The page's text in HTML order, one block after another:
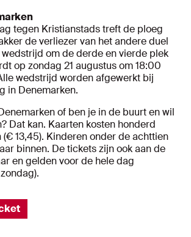
tegen Kristianstads treft de ploeg
de verliezer van het andere duel
om de derde en vierde plek
op zondag 21 augustus om 18:00
wedstrijd worden afgewerkt bij
in Denemarken.
of ben je in de buurt en wil
Dat kan. Kaarten kosten honderd
(€ 13,45). Kinderen onder de achttien
binnen. De tickets zijn ook aan de
en gelden voor de hele dag